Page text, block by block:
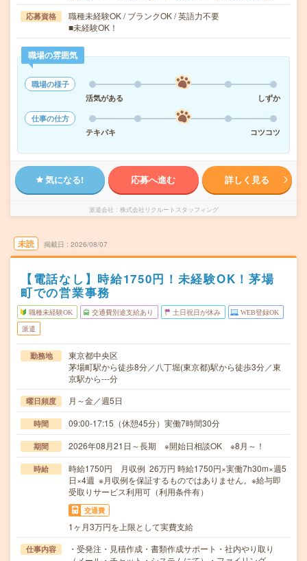
応募資格
職種未経験OK / ブランクOK / 英語力不要
■未経験OK！
職場の雰囲気
職場の様子
活気がある
しずか
仕事の仕方
テキパキ
コツコツ
気になる! 応募へ進む 詳しく見る
派遣会社 株式会社リクルートスタッフィング
未読 掲載日 2026/08/07
【電話なし】時給1750円！未経験OK！茅場
町での営業事務
職種未経験OK 交通費別途支給あり 土日祝日が休み WEB登録OK
派遣
勤務地
東京都中央区
茅場町駅から徒歩8分／八丁堀(東京都)駅から徒歩3分／東
京駅から---分
曜日頻度 月～金／週5日
時間 09:00-17:15（休憩45分）実働7時間30分
期間 2026年08月21日～長期 ※開始日相談OK ※8月～！
時給
時給1750円 月収例 26万円 時給1750円×実働7h30m×週5
日×4週 ※月収例を保証するものではありません。※給与即
受取りサービス利用可（利用条件有）
交通費
1ヶ月3万円を上限として実費支給
仕事内容
・受発注・見積作成・書類作成サポート・社内やり取り